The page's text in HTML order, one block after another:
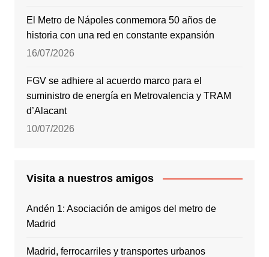
El Metro de Nápoles conmemora 50 años de
historia con una red en constante expansión
16/07/2026
FGV se adhiere al acuerdo marco para el
suministro de energía en Metrovalencia y TRAM
d’Alacant
10/07/2026
Visita a nuestros amigos
Andén 1: Asociación de amigos del metro de
Madrid
Madrid, ferrocarriles y transportes urbanos